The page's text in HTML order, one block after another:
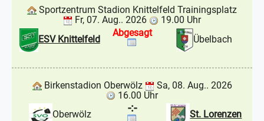
Sportzentrum Stadion Knittelfeld Trainingsplatz
Fr, 07. Aug.. 2026
19.00 Uhr
ESV Knittelfeld
Übelbach
Abgesagt
Birkenstadion Oberwölz
Sa, 08. Aug.. 2026
16.00 Uhr
Oberwölz
St. Lorenzen
-:-